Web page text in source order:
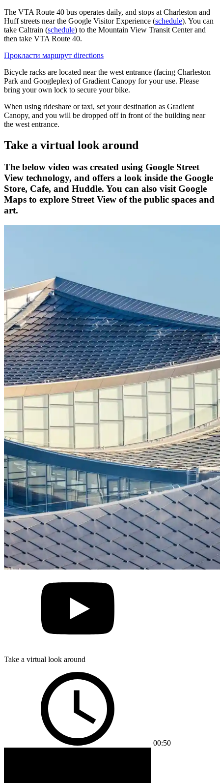
The VTA Route 40 bus operates daily, and stops at Charleston and
Huff streets near the Google Visitor Experience (schedule). You can
take Caltrain (schedule) to the Mountain View Transit Center and
then take VTA Route 40.
Прокласти маршрут directions
Bicycle racks are located near the west entrance (facing Charleston
Park and Googleplex) of Gradient Canopy for your use. Please
bring your own lock to secure your bike.
When using rideshare or taxi, set your destination as Gradient
Canopy, and you will be dropped off in front of the building near
the west entrance.
Take a virtual look around
The below video was created using Google Street
View technology, and offers a look inside the Google
Store, Cafe, and Huddle. You can also visit Google
Maps to explore Street View of the public spaces and
art.
Take a virtual look around
00:50